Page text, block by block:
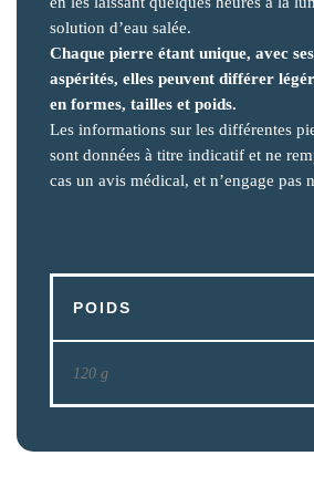
solution d’eau salée.
Chaque pierre étant unique, avec
aspérités, elles peuvent différer
en formes, tailles et poids.
Les informations sur les différentes
sont données à titre indicatif et ne
cas un avis médical, et n’engage pas
POIDS
120 g